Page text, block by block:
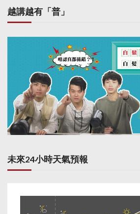
越講越有「普」
未來24小時天氣預報